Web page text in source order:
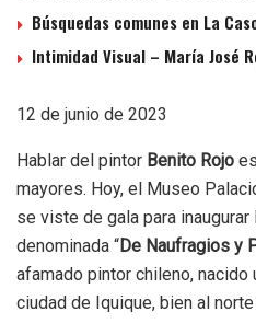
Búsquedas comunes en La
Intimidad Visual – María José
12 de junio de 2023
Hablar del pintor Benito Rojo
mayores. Hoy, el Museo
se viste de gala para
denominada “De Naufragios y
afamado pintor chileno,
ciudad de Iquique, bien al